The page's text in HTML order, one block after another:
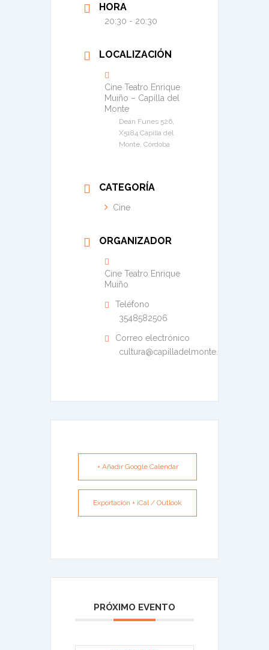
HORA
20:30 - 20:30
LOCALIZACIÓN
Cine Teatro Enrique
Muiño – Capilla del
Monte
Deán Funes 526,
X5184 Capilla del
Monte, Córdoba
CATEGORÍA
Cine
ORGANIZADOR
Cine Teatro Enrique
Muiño
Teléfono
3548582506
Correo electrónico
cultura@capilladelmonte.gov.ar
+ Añadir Google Calendar
Exportación + iCal / Outlook
PRÓXIMO EVENTO